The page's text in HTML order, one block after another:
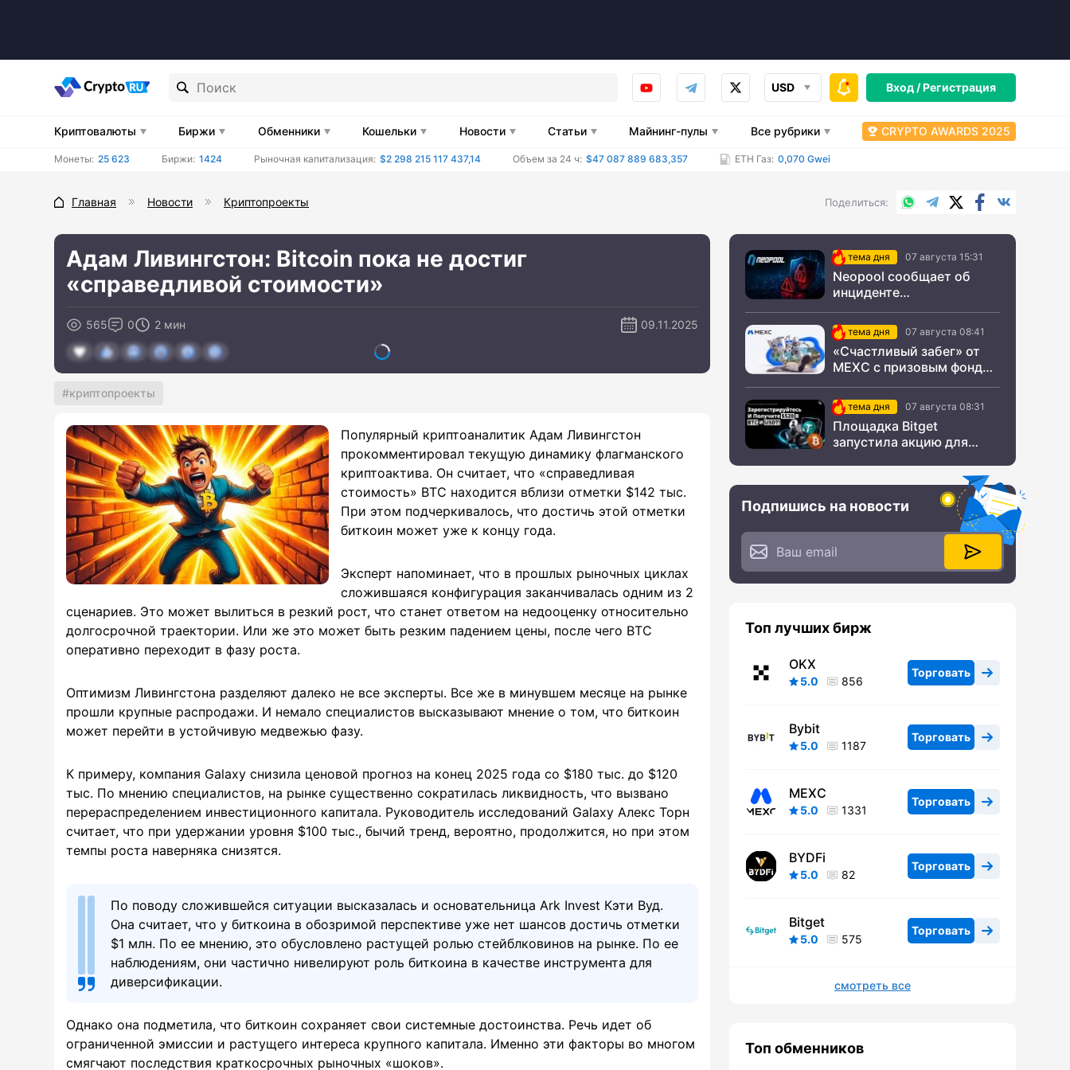
USD Вход /Регистрация
Криптовалюты Биржи Обменники Кошельки Новости Статьи Майнинг-пулы Все рубрики CRYPTO AWARDS 2025
Монеты: 25 623 Биржи: 1424 Рыночная капитализация: $2 298 215 117 437,14 Объем за 24 ч: $47 087 889 683,357 ETH Газ: 0,070 Gwei
Главная Новости Криптопроекты Поделиться WhatsApp
TelegramX.comFacebook
Адам Ливингстон: Bitcoin пока не достиг
«справедливой стоимости»
565 0 2 мин 09.11.2025
криптопроекты
Популярный криптоаналитик Адам Ливингстон
прокомментировал текущую динамику флагманского
криптоактива. Он считает, что «справедливая
стоимость» BTC находится вблизи отметки $142 тыс.
При этом подчеркивалось, что достичь этой отметки
биткоин может уже к концу года.
Эксперт напоминает, что в прошлых рыночных циклах
сложившаяся конфигурация заканчивалась одним из 2
сценариев. Это может вылиться в резкий рост, что станет ответом на недооценку относительно
долгосрочной траектории. Или же это может быть резким падением цены, после чего BTC
оперативно переходит в фазу роста.
Оптимизм Ливингстона разделяют далеко не все эксперты. Все же в минувшем месяце на рынке
прошли крупные распродажи. И немало специалистов высказывают мнение о том, что биткоин
может перейти в устойчивую медвежью фазу.
К примеру, компания Galaxy снизила ценовой прогноз на конец 2025 года со $180 тыс. до $120
тыс. По мнению специалистов, на рынке существенно сократилась ликвидность, что вызвано
перераспределением инвестиционного капитала. Руководитель исследований Galaxy Алекс Торн
считает, что при удержании уровня $100 тыс., бычий тренд, вероятно, продолжится, но при этом
темпы роста наверняка снизятся.
По поводу сложившейся ситуации высказалась и основательница Ark Invest Кэти Вуд.
Она считает, что у биткоина в обозримой перспективе уже нет шансов достичь отметки
$1 млн. По ее мнению, это обусловлено растущей ролью стейблковинов на рынке. По ее
наблюдениям, они частично нивелируют роль биткоина в качестве инструмента для
диверсификации.
Однако она подметила, что биткоин сохраняет свои системные достоинства. Речь идет об
ограниченной эмиссии и растущего интереса крупного капитала. Именно эти факторы во многом
смягчают последствия краткосрочных рыночных «шоков».
тема дня 07 августа 15:31
Neopool сообщает об
инциденте
безопасности
тема дня 07 августа 08:41
«Счастливый забег» от
MEXC с призовым фондом
тема дня 07 августа 08:31
Площадка Bitget
запустила акцию для
Подпишись на новости
Топ лучших бирж
OKX
5.0 856
Торговать
Bybit
5.0 1187
Торговать
MEXC
5.0 1331
Торговать
BYDFi
5.0 82
Торговать
Bitget
5.0 575
Торговать
смотреть все
Топ обменников